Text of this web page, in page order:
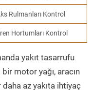
Rulmanları Kontrol
Hortumları Kontrol
yakıt tasarrufu
motor yağı, aracın
az yakıta ihtiyaç